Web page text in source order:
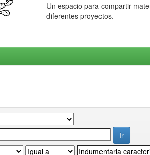
Un espacio para compartir
diferentes proyectos.